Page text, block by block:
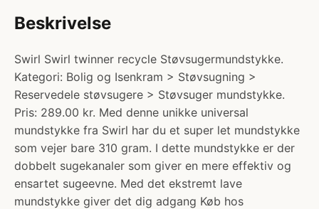
Beskrivelse
Swirl Swirl twinner recycle Støvsugermundstykke.
Kategori: Bolig og Isenkram > Støvsugning >
Reservedele støvsugere > Støvsuger mundstykke.
Pris: 289.00 kr. Med denne unikke universal
mundstykke fra Swirl har du et super let mundstykke
som vejer bare 310 gram. I dette mundstykke er der
dobbelt sugekanaler som giver en mere effektiv og
ensartet sugeevne. Med det ekstremt lave
mundstykke giver det dig adgang Køb hos